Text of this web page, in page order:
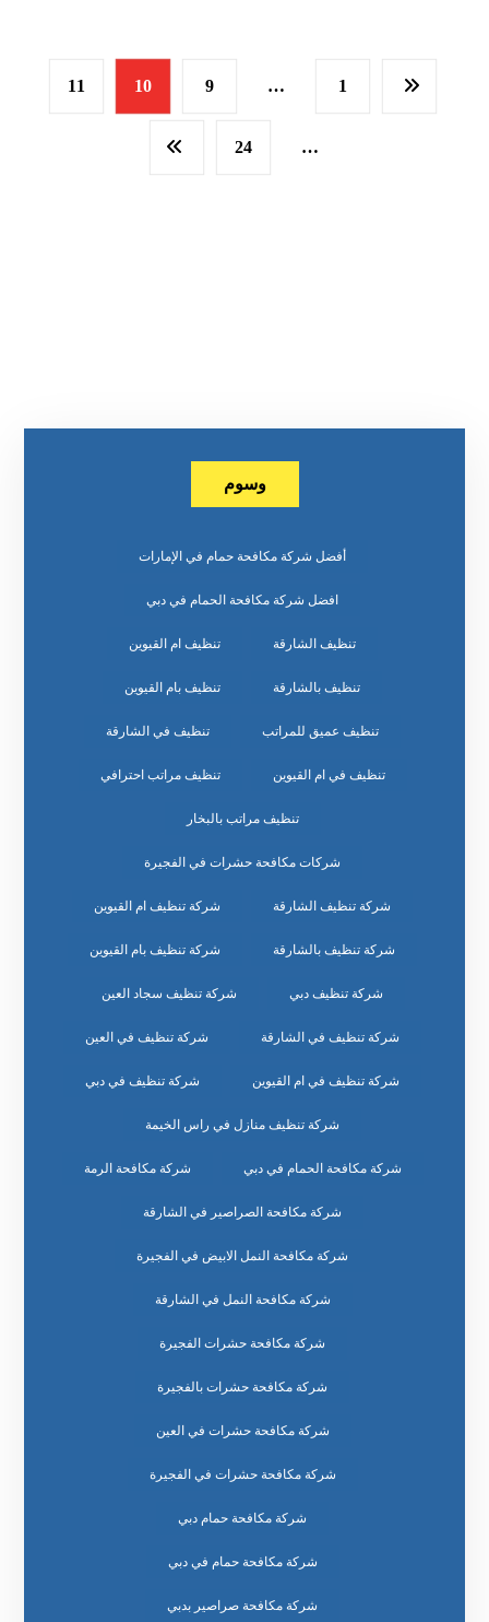
1
…
9
10
11
…
24
وسوم
أفضل شركة مكافحة حمام في الإمارات
افضل شركة مكافحة الحمام في دبي
تنظيف الشارقة تنظيف ام القيوين
تنظيف بالشارقة تنظيف بام القيوين
تنظيف عميق للمراتب تنظيف في الشارقة
تنظيف في ام القيوين تنظيف مراتب احترافي
تنظيف مراتب بالبخار
شركات مكافحة حشرات في الفجيرة
شركة تنظيف الشارقة شركة تنظيف ام القيوين
شركة تنظيف بالشارقة شركة تنظيف بام القيوين
شركة تنظيف دبي شركة تنظيف سجاد العين
شركة تنظيف في الشارقة شركة تنظيف في العين
شركة تنظيف في ام القيوين شركة تنظيف في دبي
شركة تنظيف منازل في راس الخيمة
شركة مكافحة الحمام في دبي شركة مكافحة الرمة
شركة مكافحة الصراصير في الشارقة
شركة مكافحة النمل الابيض في الفجيرة
شركة مكافحة النمل في الشارقة
شركة مكافحة حشرات الفجيرة
شركة مكافحة حشرات بالفجيرة
شركة مكافحة حشرات في العين
شركة مكافحة حشرات في الفجيرة
شركة مكافحة حمام دبي
شركة مكافحة حمام في دبي
شركة مكافحة صراصير بدبي